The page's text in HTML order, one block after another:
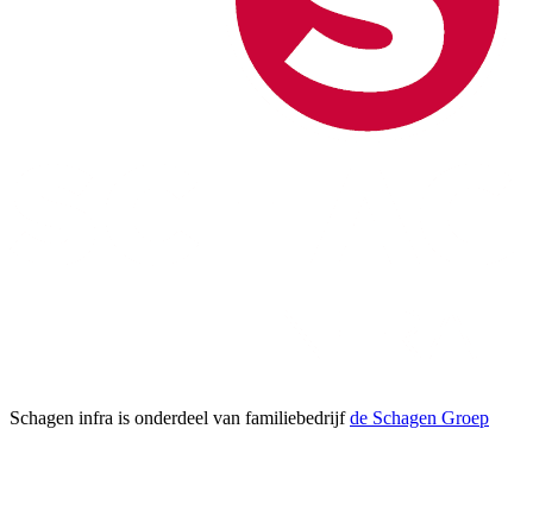
Schagen infra is onderdeel van familiebedrijfde Schagen Groep